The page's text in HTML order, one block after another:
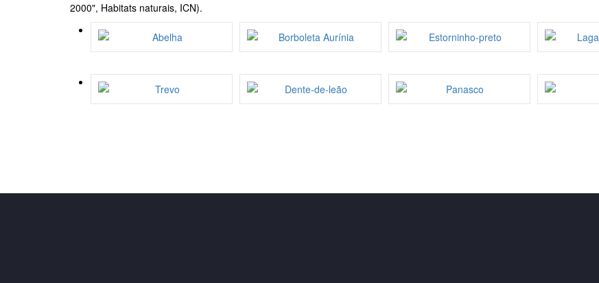
2000", Habitats naturais, ICN).